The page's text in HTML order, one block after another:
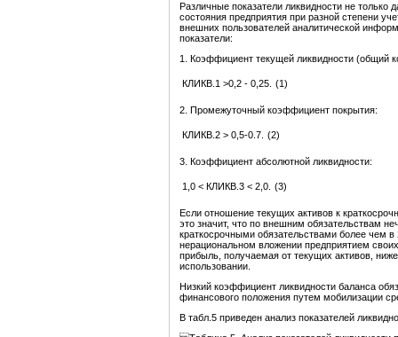
Различные показатели ликвидности не только
состояния предприятия при разной степени
внешних пользователей аналитической
показатели:
1. Коэффициент текущей ликвидности (общий
КЛИКВ.1 >0,2 - 0,25. (1)
2. Промежуточный коэффициент покрытия:
КЛИКВ.2 > 0,5-0.7. (2)
3. Коэффициент абсолютной ликвидности:
1,0 < КЛИКВ.3 < 2,0. (3)
Если отношение текущих активов к
это значит, что по внешним обязательствам
краткосрочными обязательствами более чем
нерациональном вложении предприятием
прибыль, получаемая от текущих активов,
использовании.
Низкий коэффициент ликвидности баланса
финансового положения путем мобилизации
В табл.5 приведен анализ показателей